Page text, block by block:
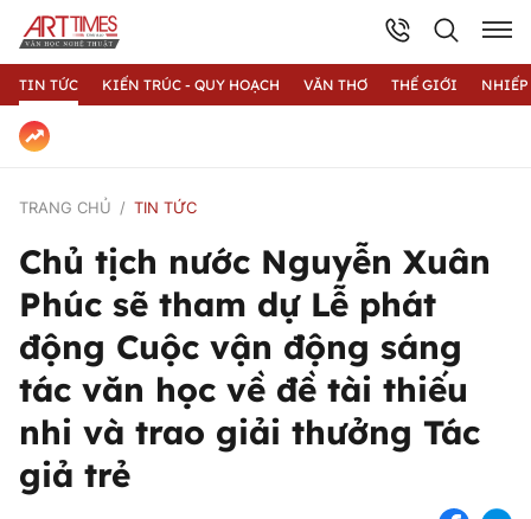
TIN TỨC KIẾN TRÚC - QUY HOẠCH VĂN THƠ THẾ GIỚI
TRANG CHỦ TIN TỨC
Chủ tịch nước Nguyễn Xuân
Phúc sẽ tham dự Lễ phát
động Cuộc vận động sáng
tác văn học về đề tài thiếu
nhi và trao giải thưởng Tác
giả trẻ